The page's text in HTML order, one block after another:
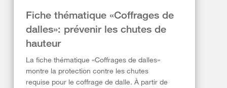
Fiche thématique «Coffrages de
dalles»: prévenir les chutes de
hauteur
La fiche thématique «Coffrages de dalles»
montre la protection contre les chutes
requise pour le coffrage de dalle. À partir de